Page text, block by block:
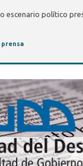
escenario político
prensa